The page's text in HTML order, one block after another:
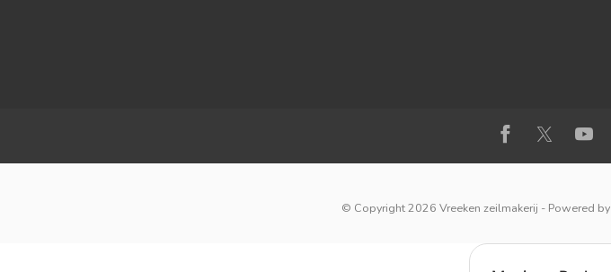
© Copyright 2026 Vreeken zeilmakerij - Powered by